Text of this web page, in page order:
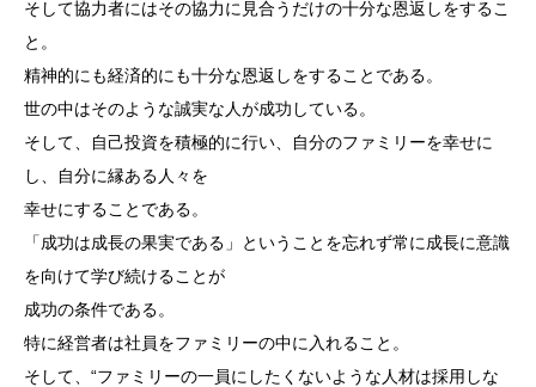
そして協力者にはその協力に見合うだけの十分な恩返しをするこ
と。
精神的にも経済的にも十分な恩返しをすることである。
世の中はそのような誠実な人が成功している。
そして、自己投資を積極的に行い、自分のファミリーを幸せに
し、自分に縁ある人々を
幸せにすることである。
「成功は成長の果実である」ということを忘れず常に成長に意識
を向けて学び続けることが
成功の条件である。
特に経営者は社員をファミリーの中に入れること。
そして、“ファミリーの一員にしたくないような人材は採用しな